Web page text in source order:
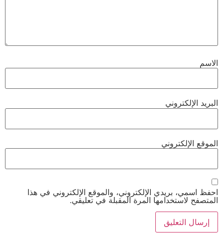
الاسم
البريد الإلكتروني
الموقع الإلكتروني
احفظ اسمي، بريدي الإلكتروني، والموقع الإلكتروني في هذا
المتصفح لاستخدامها المرة المقبلة في تعليقي.